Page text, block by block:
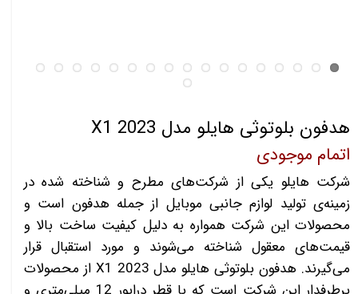
هدفون بلوتوثی هایلو مدل X1 2023
اتمام موجودی
شرکت هایلو یکی از شرکت‌های مطرح و شناخته شده در
زمینه‌ی تولید لوازم جانبی موبایل از جمله هدفون است و
محصولات این شرکت همواره به دلیل کیفیت ساخت بالا و
قیمت‌های معقول شناخته می‌شوند و مورد استقبال قرار
می‌گیرند. هدفون بلوتوثی هایلو مدل X1 2023 از محصولات